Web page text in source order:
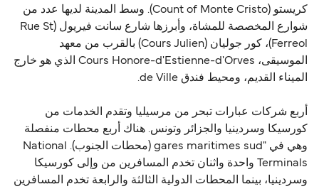
كريستو (Count of Monte Cristo). وسط المدينة لديها عدد من
شوارع المخصصة للمشاة، وأبرزها شارع سانت فيريول (Rue St
Ferreol)، كور جوليان (Cours Julien) بالقرب من معهد
الموسيقى، Cours Honore-d'Estienne-d'Orves الذي هو خارج
الميناء القديم، ومحيط فندق de Ville.
أربع شركات عبارات تبحر من مرسيليا وتقدم الخدمات من
كورسيكا وسردينيا والجزائر وتونس. هناك أربع محطات منفصلة
وهي في "gares maritimes sud (محطات الجنوب). National
Terminals واحدة واثنان تخدم المسافرين من وإلى كورسيكا
وسردينيا، بينما المحطات الدولية الثالثة والرابعة تخدم المسافرين